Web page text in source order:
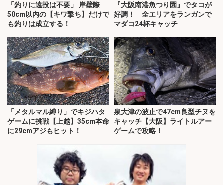
「釣りに遠投は不要」 岸壁際
50cm以内の【キワ撃ち】だけで
も釣りは成立する！
『大阪南港魚つり園』でタコが
好調！ 全エリアをランガンで
マダコ24杯キャッチ
「メタルマル縛り」でキジハタ
ゲームに挑戦【上越】35cm本命
に29cmアジもヒット！
泉大津の波止で47cm良型チヌを
キャッチ【大阪】ライトルアー
ゲームで攻略！